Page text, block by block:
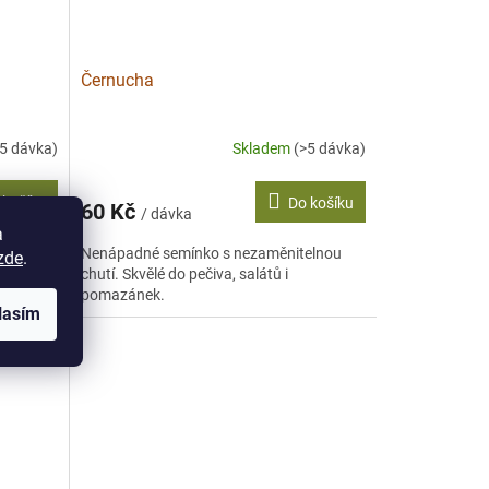
.
dávka)
košíku
Černucha
Skladem (>5 dávka)
60 Kč / dávka
Do košíku
Nenápadné semínko s nezaměnitelnou
chutí. Skvělé do pečiva, salátů i
pomazánek.